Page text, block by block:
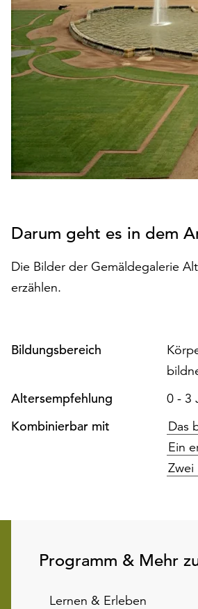
Darum geht es in dem
Die Bilder der Gemäldegalerie
erzählen.
Bildungsbereich
Altersempfehlung
0 - 3
Kombinierbar mit
Das
Ein
Programm & Mehr
Lernen & Erleben